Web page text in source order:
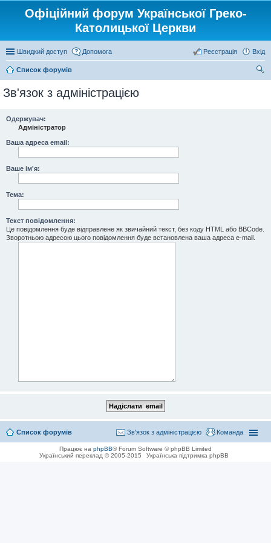
Офіційний форум Української Греко-
Католицької Церкви
Швидкий доступ Допомога Вхід
Реєстрація
Список форумів
Зв'язок з адміністрацією
Одержувач:
Адміністратор
Ваша адреса email:
Ваше ім'я:
Тема:
Текст повідомлення:
Це повідомлення буде відправлене як звичайний текст, без коду HTML або BBCode.
Зворотньою адресою цього повідомлення буде встановлена ваша адреса e-mail.
Список форумів Команда
Зв'язок з адміністрацією
Працює на phpBB® Forum Software © phpBB Limited
Український переклад © 2005-2015
Українська підтримка phpBB